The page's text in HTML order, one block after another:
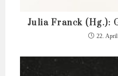
Julia Franck (Hg.):
22. April